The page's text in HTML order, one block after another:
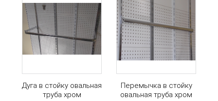
Дуга в стойку овальная
труба хром
Перемычка в стойку
овальная труба хром